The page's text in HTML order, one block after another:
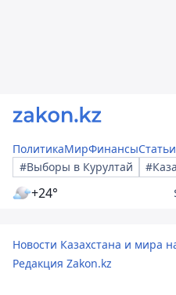
ПолитикаМирФинансыСтатьи
#Выборы в Курултай
+24°
Новости Казахстана и мира
Редакция Zakon.kz